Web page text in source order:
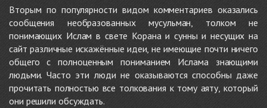
Вторым по популярности видом комментариев оказались
сообщения необразованных мусульман, толком не
понимающих Ислам в свете Корана и сунны и несущих на
сайт различные искажённые идеи, не имеющие почти ничего
общего с полноценным пониманием Ислама знающими
людьми. Часто эти люди не оказываются способны даже
прочитать полностью все толкования к тому аяту, который
они решили обсуждать.